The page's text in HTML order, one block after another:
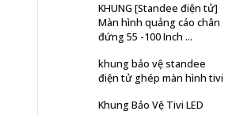
KHUNG [Standee điện tử]
Màn hình quảng cáo chân
đứng 55 -100 Inch ...
khung bảo vệ standee
điện tử ghép màn hình tivi
Khung Bảo Vệ Tivi LED